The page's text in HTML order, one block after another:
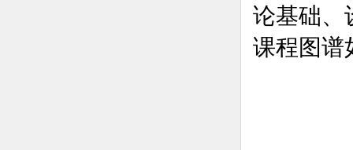
论基础、
课程图谱